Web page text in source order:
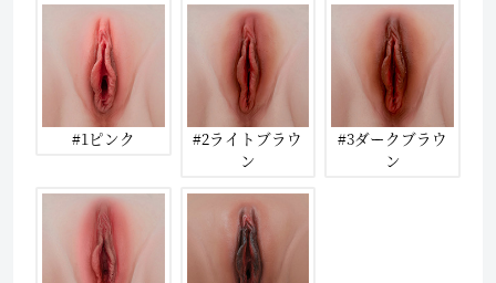
#1ピンク
#2ライトブラウ
ン
#3ダークブラウ
ン